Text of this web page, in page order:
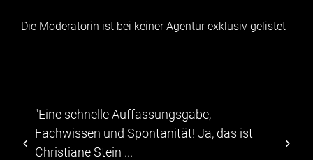
Die Moderatorin ist bei keiner Agentur exklusiv gelistet
Auffassungsgabe,
Spontanität! Ja, das ist
...
"...Die Teilnehmer
TV-Moeratorin